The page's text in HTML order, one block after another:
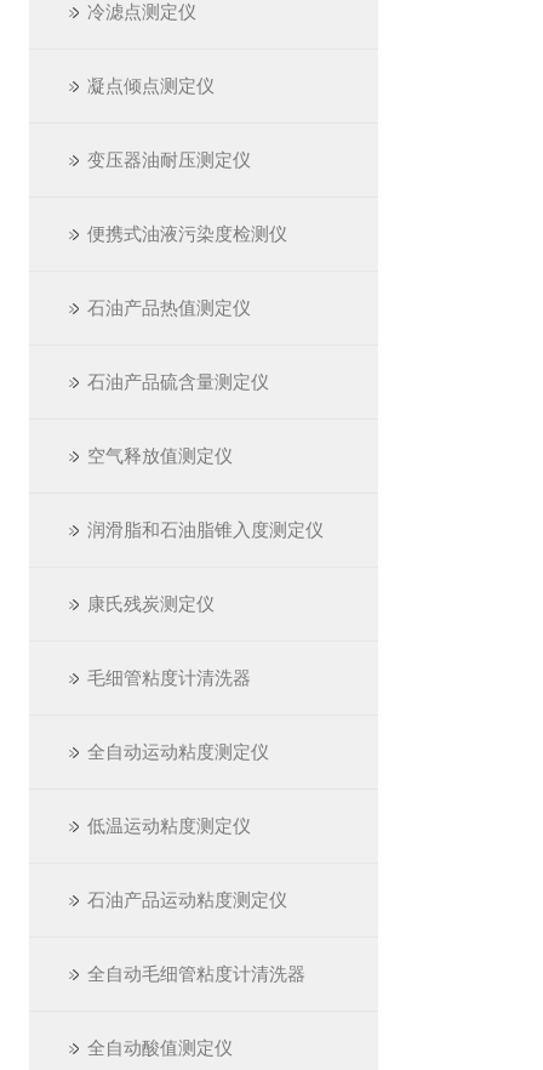
冷滤点测定仪
凝点倾点测定仪
变压器油耐压测定仪
便携式油液污染度检测仪
石油产品热值测定仪
石油产品硫含量测定仪
空气释放值测定仪
润滑脂和石油脂锥入度测定仪
康氏残炭测定仪
毛细管粘度计清洗器
全自动运动粘度测定仪
低温运动粘度测定仪
石油产品运动粘度测定仪
全自动毛细管粘度计清洗器
全自动酸值测定仪